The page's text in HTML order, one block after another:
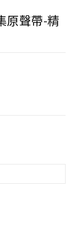
原聲帶-精